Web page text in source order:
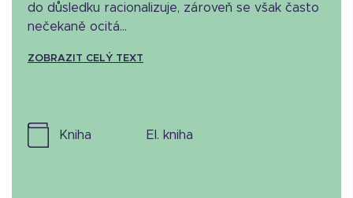
do důsledku racionalizuje, zároveň se však často
nečekaně ocitá...
ZOBRAZIT CELÝ TEXT
kniha el. kniha